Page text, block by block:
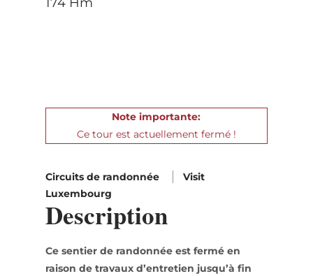
Note importante:
Ce tour est actuellement fermé !
Circuits de randonnée
Visit
Luxembourg
Description
Ce sentier de randonnée est fermé en
raison de travaux d’entretien jusqu’à fin